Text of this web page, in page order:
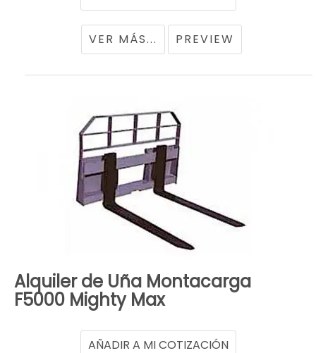
VER MÁS... PREVIEW
Alquiler de Uña Montacarga
F5000 Mighty Max